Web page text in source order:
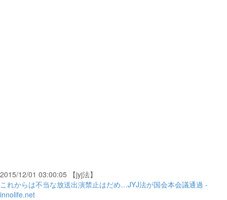
2015/12/01 03:00:05 【jyj法】
これからは不当な放送出演禁止はだめ…JYJ法が国会本会議通過 -
innolife.net